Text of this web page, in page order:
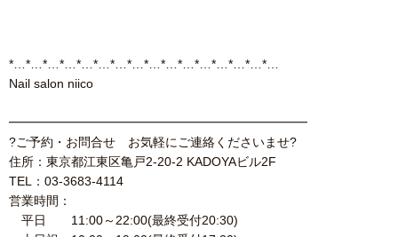
*…*…*…*…*…*…*…*…*…*…*…*…*…*…*…*…
Nail salon niico
━━━━━━━━━━━━━━━━━━━━━━━━
?ご予約・お問合せ お気軽にご連絡くださいませ?
住所：東京都江東区亀戸2-20-2 KADOYAビル2F
TEL：03-3683-4114
営業時間：
平日 11:00～22:00(最終受付20:30)